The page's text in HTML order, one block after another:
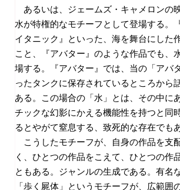
あるいは、ジェームズ・キャメロンの
水が特権的なモチーフとして登場する。
イタニック』といった、海を舞台にした
こと、『アバター』のような作品でも、
場する。『アバター』では、当の「アバ
ったタンクに保存されているところから
ある。この場合の「水」とは、その中に
チックな幻影にかえる機能性を持つと同
るとやがて窒息する、致死的な存在でもあ
こうしたモチーフが、自身の作品を支
く、ひとつの作品をこえて、ひとつの作
ともある。ジャンルの生成である。有名
「歩く屍体」というモチーフが、広範囲